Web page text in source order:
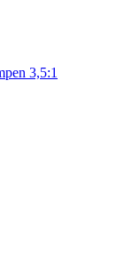
3,5:1